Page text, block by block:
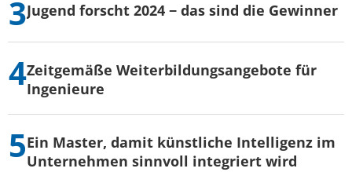
Jugend forscht 2024 − das sind die Gewinner
Zeitgemäße Weiterbildungsangebote für
Ingenieure
Ein Master, damit künstliche Intelligenz im
Unternehmen sinnvoll integriert wird